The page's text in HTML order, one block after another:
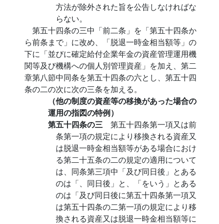
方法が除外された旨を公告しなければな
らない。
第五十四条の三中「前二条」を「第五十四条か
ら前条まで」に改め、「脱退一時金相当額等」の
下に「並びに確定給付企業年金の資産管理運用機
関等及び機構への個人別管理資産」を加え、第二
章第八節中同条を第五十四条の六とし、第五十四
条の二の次に次の三条を加える。
（他の制度の資産等の移換があった場合の
運用の指図の特例）
第五十四条の三 第五十四条第一項又は前
条第一項の規定により移換される資産又
は脱退一時金相当額等がある場合におけ
る第二十五条の二の規定の適用について
は、同条第三項中「及び同日後」とある
のは「、同日後」と、「をいう」とある
のは「及び同日後に第五十四条第一項又
は第五十四条の二第一項の規定により移
換される資産又は脱退一時金相当額等に